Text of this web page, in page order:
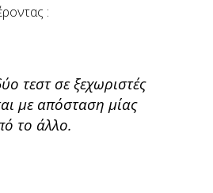
:
τεστ σε ξεχωριστές
με απόσταση μίας
το άλλο.